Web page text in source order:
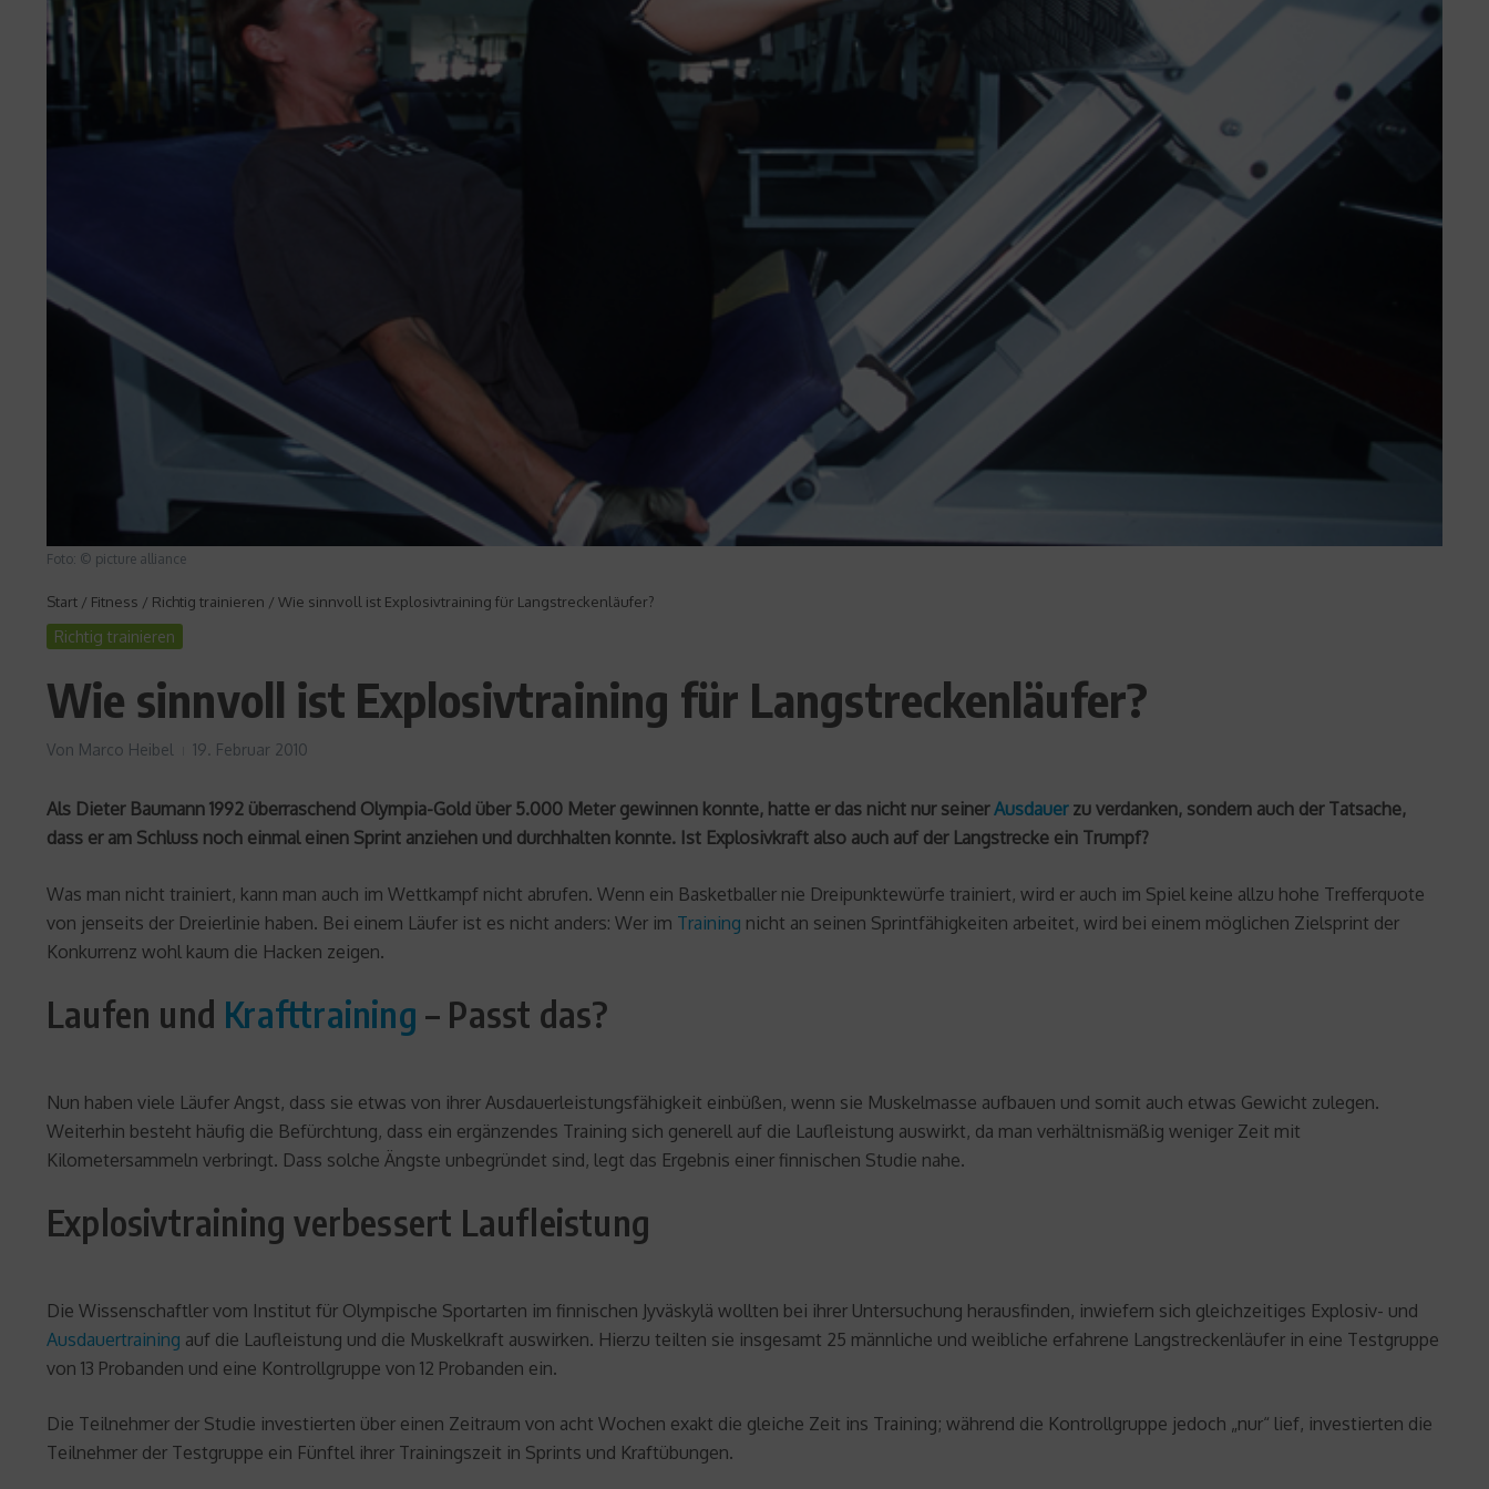
Foto: © picture alliance
Start / Fitness / Richtig trainieren / Wie sinnvoll ist Explosivtraining für Langstreckenläufer?
Richtig trainieren
Wie sinnvoll ist Explosivtraining für Langstreckenläufer?
Von Marco Heibel 19. Februar 2010
Als Dieter Baumann 1992 überraschend Olympia-Gold über 5.000 Meter gewinnen konnte, hatte er das nicht nur seinerAusdauerzu verdanken, sondern auch der Tatsache,
dass er am Schluss noch einmal einen Sprint anziehen und durchhalten konnte. Ist Explosivkraft also auch auf der Langstrecke ein Trumpf?
Was man nicht trainiert, kann man auch im Wettkampf nicht abrufen. Wenn ein Basketballer nie Dreipunktewürfe trainiert, wird er auch im Spiel keine allzu hohe Trefferquote
von jenseits der Dreierlinie haben. Bei einem Läufer ist es nicht anders: Wer im Training nicht an seinen Sprintfähigkeiten arbeitet, wird bei einem möglichen Zielsprint der
Konkurrenz wohl kaum die Hacken zeigen.
Laufen und Krafttraining – Passt das?
Nun haben viele Läufer Angst, dass sie etwas von ihrer Ausdauerleistungsfähigkeit einbüßen, wenn sie Muskelmasse aufbauen und somit auch etwas Gewicht zulegen.
Weiterhin besteht häufig die Befürchtung, dass ein ergänzendes Training sich generell auf die Laufleistung auswirkt, da man verhältnismäßig weniger Zeit mit
Kilometersammeln verbringt. Dass solche Ängste unbegründet sind, legt das Ergebnis einer finnischen Studie nahe.
Explosivtraining verbessert Laufleistung
Die Wissenschaftler vom Institut für Olympische Sportarten im finnischen Jyväskylä wollten bei ihrer Untersuchung herausfinden, inwiefern sich gleichzeitiges Explosiv- und
Ausdauertraining auf die Laufleistung und die Muskelkraft auswirken. Hierzu teilten sie insgesamt 25 männliche und weibliche erfahrene Langstreckenläufer in eine Testgruppe
von 13 Probanden und eine Kontrollgruppe von 12 Probanden ein.
Die Teilnehmer der Studie investierten über einen Zeitraum von acht Wochen exakt die gleiche Zeit ins Training; während die Kontrollgruppe jedoch „nur“ lief, investierten die
Teilnehmer der Testgruppe ein Fünftel ihrer Trainingszeit in Sprints und Kraftübungen.